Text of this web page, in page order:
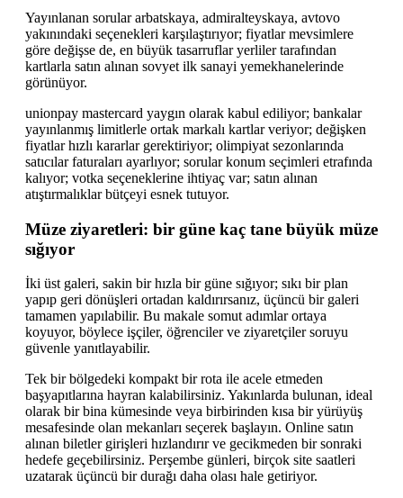
Yayınlanan sorular arbatskaya, admiralteyskaya, avtovo
yakınındaki seçenekleri karşılaştırıyor; fiyatlar mevsimlere
göre değişse de, en büyük tasarruflar yerliler tarafından
kartlarla satın alınan sovyet ilk sanayi yemekhanelerinde
görünüyor.
unionpay mastercard yaygın olarak kabul ediliyor; bankalar
yayınlanmış limitlerle ortak markalı kartlar veriyor; değişken
fiyatlar hızlı kararlar gerektiriyor; olimpiyat sezonlarında
satıcılar faturaları ayarlıyor; sorular konum seçimleri etrafında
kalıyor; votka seçeneklerine ihtiyaç var; satın alınan
atıştırmalıklar bütçeyi esnek tutuyor.
Müze ziyaretleri: bir güne kaç tane büyük müze
sığıyor
İki üst galeri, sakin bir hızla bir güne sığıyor; sıkı bir plan
yapıp geri dönüşleri ortadan kaldırırsanız, üçüncü bir galeri
tamamen yapılabilir. Bu makale somut adımlar ortaya
koyuyor, böylece işçiler, öğrenciler ve ziyaretçiler soruyu
güvenle yanıtlayabilir.
Tek bir bölgedeki kompakt bir rota ile acele etmeden
başyapıtlarına hayran kalabilirsiniz. Yakınlarda bulunan, ideal
olarak bir bina kümesinde veya birbirinden kısa bir yürüyüş
mesafesinde olan mekanları seçerek başlayın. Online satın
alınan biletler girişleri hızlandırır ve gecikmeden bir sonraki
hedefe geçebilirsiniz. Perşembe günleri, birçok site saatleri
uzatarak üçüncü bir durağı daha olası hale getiriyor.